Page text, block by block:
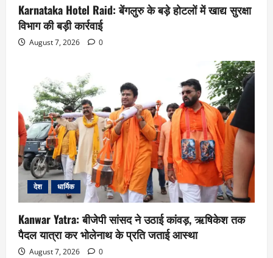
Karnataka Hotel Raid: बेंगलुरु के बड़े होटलों में खाद्य सुरक्षा
विभाग की बड़ी कार्रवाई
August 7, 2026 0
देश धार्मिक
Kanwar Yatra: बीजेपी सांसद ने उठाई कांवड़, ऋषिकेश तक
पैदल यात्रा कर भोलेनाथ के प्रति जताई आस्था
August 7, 2026 0